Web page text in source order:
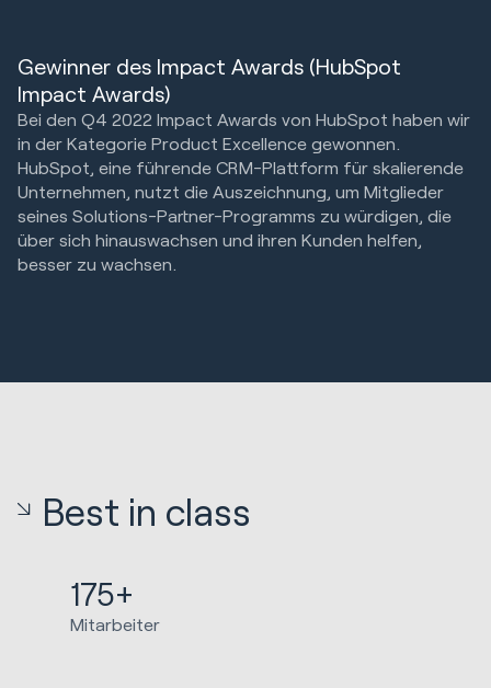
Gewinner des Impact Awards (HubSpot
Impact Awards)
Bei den Q4 2022 Impact Awards von HubSpot haben wir
in der Kategorie Product Excellence gewonnen.
HubSpot, eine führende CRM-Plattform für skalierende
Unternehmen, nutzt die Auszeichnung, um Mitglieder
seines Solutions-Partner-Programms zu würdigen, die
über sich hinauswachsen und ihren Kunden helfen,
besser zu wachsen.
Best in class
175+
Mitarbeiter